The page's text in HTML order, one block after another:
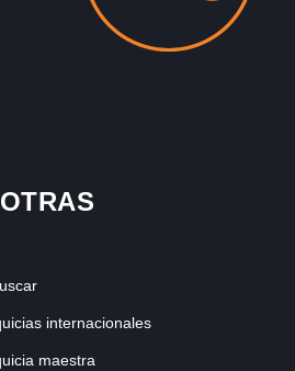
internacionales
maestra